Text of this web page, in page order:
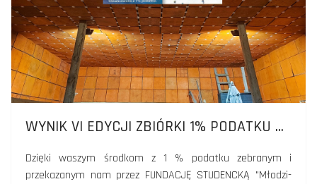
WYNIK VI EDYCJI ZBIÓRKI 1% PODATKU ...
Dzięki waszym środkom z 1 % podatku zebranym i
przekazanym nam przez FUNDACJĘ STUDENCKĄ "Młodzi-